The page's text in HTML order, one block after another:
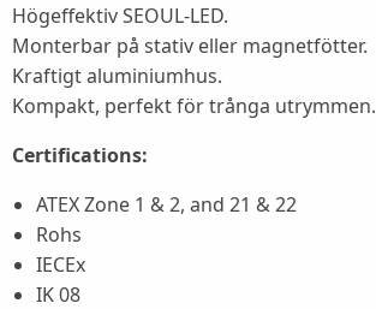
Högeffektiv SEOUL-LED.
Monterbar på stativ eller magnetfötter.
Kraftigt aluminiumhus.
Kompakt, perfekt för trånga utrymmen.
Certifications:
ATEX Zone 1 & 2, and 21 & 22
Rohs
IECEx
IK 08